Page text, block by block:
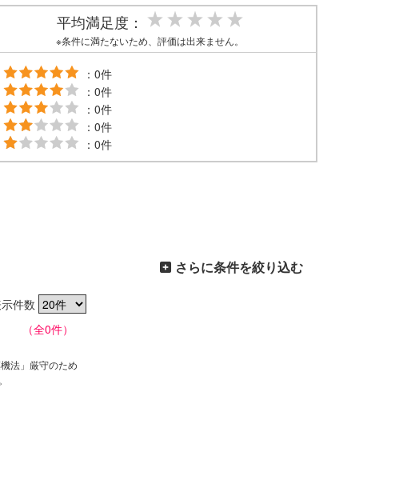
平均満足度：
※条件に満たないため、評価は出来ません。
：0件
：0件
：0件
：0件
：0件
さらに条件を絞り込む
件数
（全0件）
法」厳守のため